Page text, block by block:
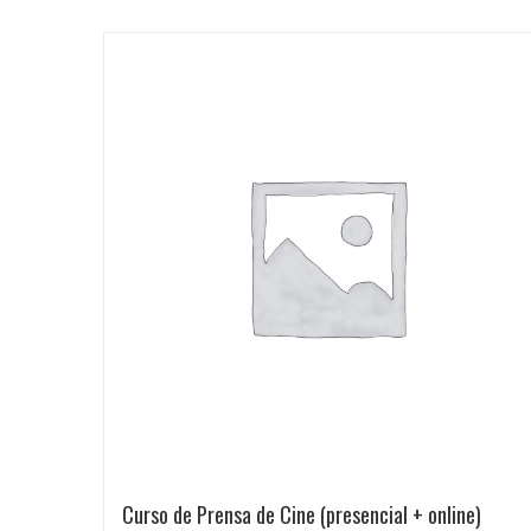
Curso de Prensa de Cine (presencial + online)